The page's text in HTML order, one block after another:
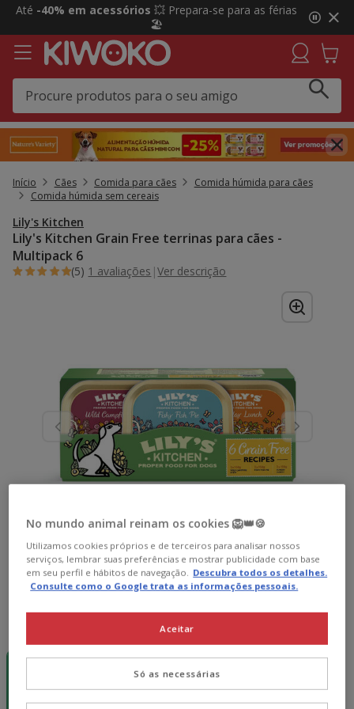
2
3,
mensagem,
Até -40% em acessórios 💥 Prepara-se para as férias
🏖️
Início Cães Comida para cães
Comida húmida para cães
Comida húmida sem cereais
Lily's Kitchen
Lily's Kitchen Grain Free terrinas para cães -
Multipack 6
(5) 1 avaliações |Ver descrição
150 g
-15€ c/
12 terrinas x
150 g
Pack
24 terrinas x
150 g
Pack
No mundo animal reinam os cookies 🦁👑🍪
Utilizamos cookies próprios e de terceiros para analisar nossos
serviços, lembrar suas preferências e mostrar publicidade com base
em seu perfil e hábitos de navegação. Descubra todos os detalhes.
Consulte como o Google trata as informações pessoais.
Só as necessárias
Aceitar